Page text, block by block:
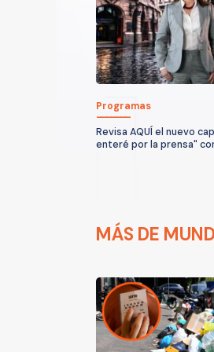
Programas
Revisa AQUÍ el nuevo
enteré por la prensa"
MÁS DE